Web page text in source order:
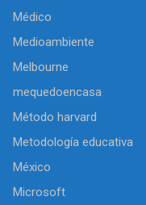
Médico
Medioambiente
Melbourne
mequedoencasa
Método harvard
Metodología educativa
México
Microsoft